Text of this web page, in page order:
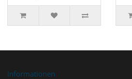
Informationen